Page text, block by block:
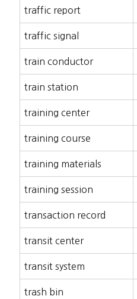
traffic report
traffic signal
train conductor
train station
training center
training course
training materials
training session
transaction record
transit center
transit system
trash bin